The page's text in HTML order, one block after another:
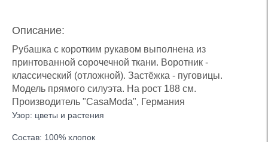
Описание:
Рубашка с коротким рукавом выполнена из
принтованной сорочечной ткани. Воротник -
классический (отложной). Застёжка - пуговицы.
Модель прямого силуэта. На рост 188 см.
Производитель "CasaModa", Германия
Узор: цветы и растения
Состав: 100% хлопок